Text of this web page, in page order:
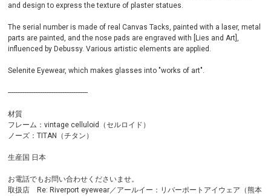
and design to express the texture of plaster statues.
The serial number is made of real Canvas Tacks, painted with a laser, metal
parts are painted, and the nose pads are engraved with [Lies and Art],
influenced by Debussy. Various artistic elements are applied.
Selenite Eyewear, which makes glasses into "works of art".
--------------------------------------------
材質
フレーム：vintage celluloid（セルロイド）
ノーズ：TITAN（チタン）
生産国 日本
お電話でもお問い合わせくださいませ。
取扱店 Re: Riverport eyewear／アールイー：リバーポートアイウェア（熊本